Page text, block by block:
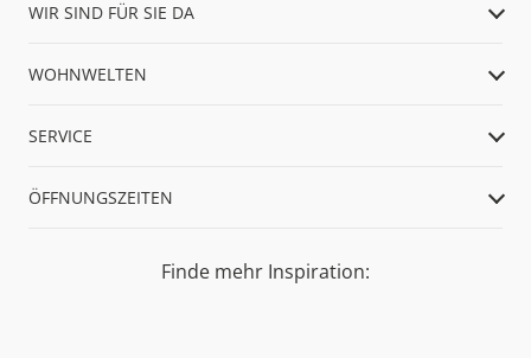
WIR SIND FÜR SIE DA
WOHNWELTEN
SERVICE
ÖFFNUNGSZEITEN
Finde mehr Inspiration: